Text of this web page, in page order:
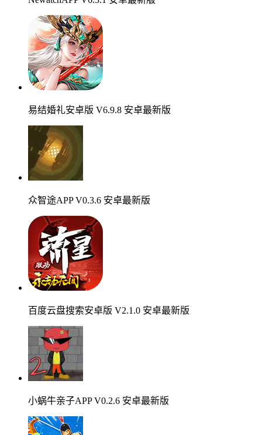
易结婚礼安卓版 V6.9.8 安卓最新版
众智途APP V0.3.6 安卓最新版
百度云盘搜索安卓版 V2.1.0 安卓最新版
小蜗牛亲子APP V0.2.6 安卓最新版